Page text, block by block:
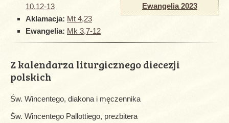
Ewangelia 2023
10.12-13
Aklamacja: Mt 4,23
Ewangelia: Mk 3,7-12
Z kalendarza liturgicznego diecezji
polskich
Św. Wincentego, diakona i męczennika
Św. Wincentego Pallottiego, prezbitera